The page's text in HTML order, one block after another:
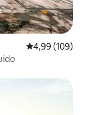
Calificación
4,99 (109)